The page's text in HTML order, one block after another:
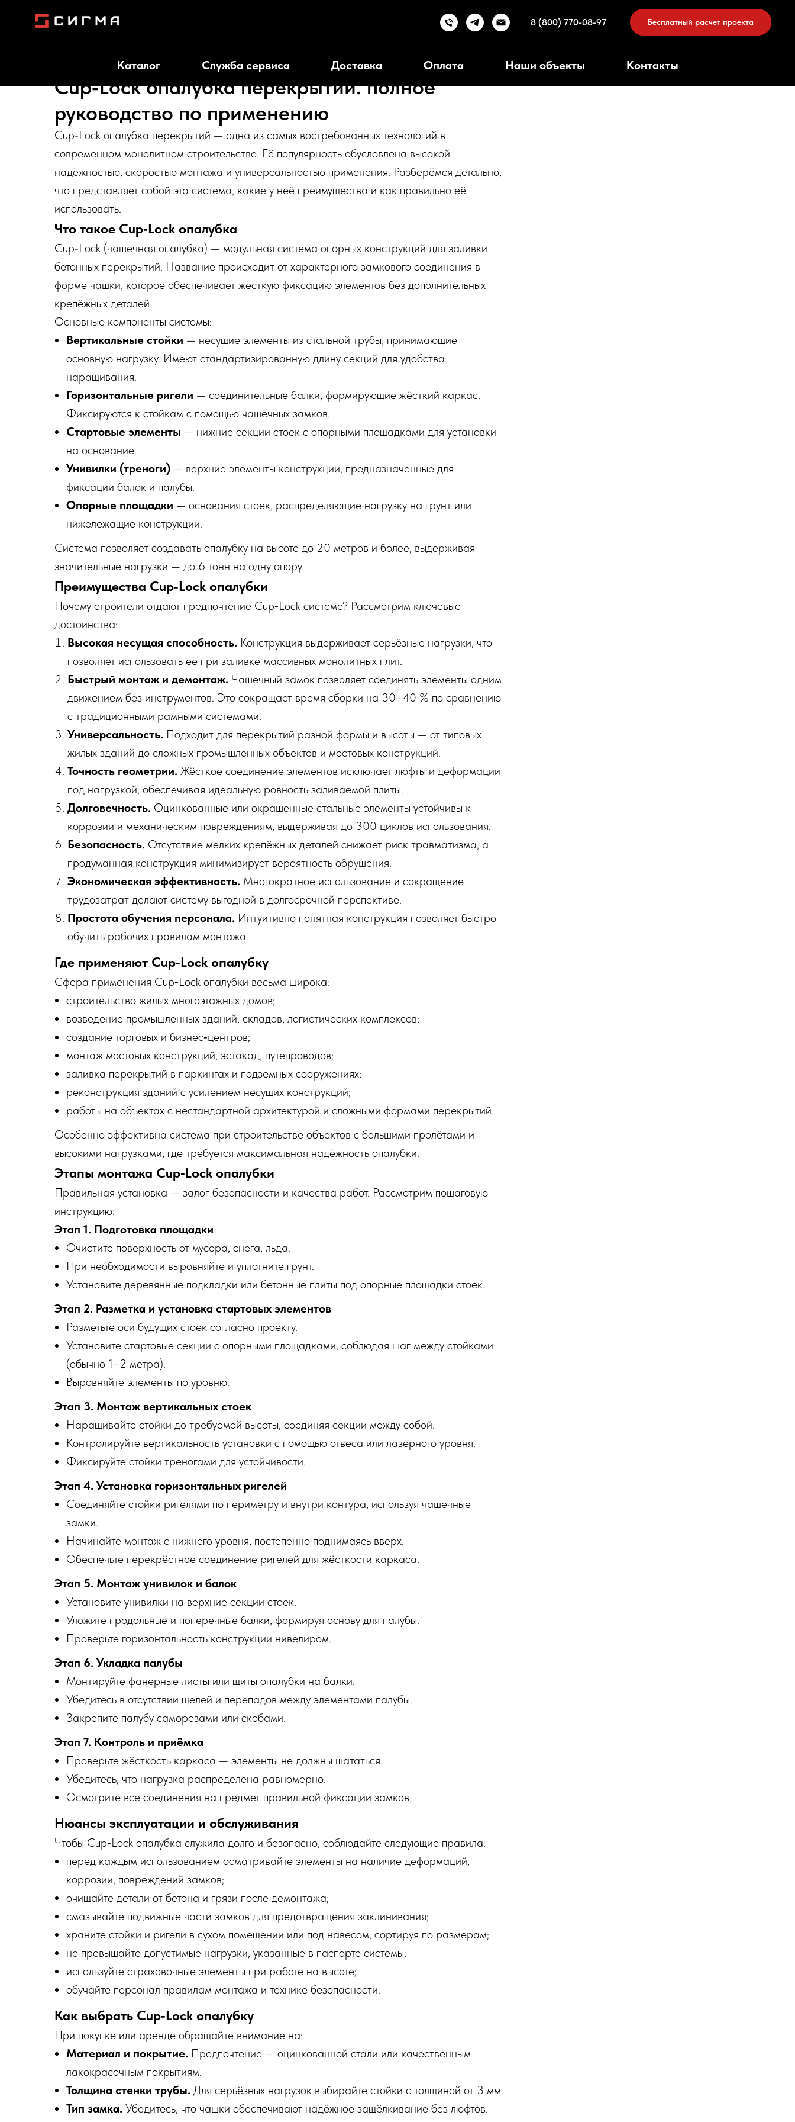
8 (800) 770-08-97 Бесплатный расчет проекта
Каталог Служба сервиса Доставка Оплата Наши объекты Контакты
Cup‑Lock опалубка перекрытий: полное
руководство по применению
Cup‑Lock опалубка перекрытий — одна из самых востребованных технологий в
современном монолитном строительстве. Её популярность обусловлена высокой
надёжностью, скоростью монтажа и универсальностью применения. Разберёмся детально,
что представляет собой эта система, какие у неё преимущества и как правильно её
использовать.
Что такое Cup‑Lock опалубка
Cup‑Lock (чашечная опалубка) — модульная система опорных конструкций для заливки
бетонных перекрытий. Название происходит от характерного замкового соединения в
форме чашки, которое обеспечивает жёсткую фиксацию элементов без дополнительных
крепёжных деталей.
Основные компоненты системы:
Вертикальные стойки — несущие элементы из стальной трубы, принимающие
основную нагрузку. Имеют стандартизированную длину секций для удобства
наращивания.
Горизонтальные ригели — соединительные балки, формирующие жёсткий каркас.
Фиксируются к стойкам с помощью чашечных замков.
Стартовые элементы — нижние секции стоек с опорными площадками для установки
на основание.
Унивилки (треноги) — верхние элементы конструкции, предназначенные для
фиксации балок и палубы.
Опорные площадки — основания стоек, распределяющие нагрузку на грунт или
нижележащие конструкции.
Система позволяет создавать опалубку на высоте до 20 метров и более, выдерживая
значительные нагрузки — до 6 тонн на одну опору.
Преимущества Cup‑Lock опалубки
Почему строители отдают предпочтение Cup‑Lock системе? Рассмотрим ключевые
достоинства:
Высокая несущая способность. Конструкция выдерживает серьёзные нагрузки, что
позволяет использовать её при заливке массивных монолитных плит.
Быстрый монтаж и демонтаж. Чашечный замок позволяет соединять элементы одним
движением без инструментов. Это сокращает время сборки на 30–40 % по сравнению
с традиционными рамными системами.
Универсальность. Подходит для перекрытий разной формы и высоты — от типовых
жилых зданий до сложных промышленных объектов и мостовых конструкций.
Точность геометрии. Жёсткое соединение элементов исключает люфты и деформации
под нагрузкой, обеспечивая идеальную ровность заливаемой плиты.
Долговечность. Оцинкованные или окрашенные стальные элементы устойчивы к
коррозии и механическим повреждениям, выдерживая до 300 циклов использования.
Безопасность. Отсутствие мелких крепёжных деталей снижает риск травматизма, а
продуманная конструкция минимизирует вероятность обрушения.
Экономическая эффективность. Многократное использование и сокращение
трудозатрат делают систему выгодной в долгосрочной перспективе.
Простота обучения персонала. Интуитивно понятная конструкция позволяет быстро
обучить рабочих правилам монтажа.
Где применяют Cup‑Lock опалубку
Сфера применения Cup‑Lock опалубки весьма широка:
строительство жилых многоэтажных домов;
возведение промышленных зданий, складов, логистических комплексов;
создание торговых и бизнес‑центров;
монтаж мостовых конструкций, эстакад, путепроводов;
заливка перекрытий в паркингах и подземных сооружениях;
реконструкция зданий с усилением несущих конструкций;
работы на объектах с нестандартной архитектурой и сложными формами перекрытий.
Особенно эффективна система при строительстве объектов с большими пролётами и
высокими нагрузками, где требуется максимальная надёжность опалубки.
Этапы монтажа Cup‑Lock опалубки
Правильная установка — залог безопасности и качества работ. Рассмотрим пошаговую
инструкцию:
Этап 1. Подготовка площадки
Очистите поверхность от мусора, снега, льда.
При необходимости выровняйте и уплотните грунт.
Установите деревянные подкладки или бетонные плиты под опорные площадки стоек.
Этап 2. Разметка и установка стартовых элементов
Разметьте оси будущих стоек согласно проекту.
Установите стартовые секции с опорными площадками, соблюдая шаг между стойками
(обычно 1–2 метра).
Выровняйте элементы по уровню.
Этап 3. Монтаж вертикальных стоек
Наращивайте стойки до требуемой высоты, соединяя секции между собой.
Контролируйте вертикальность установки с помощью отвеса или лазерного уровня.
Фиксируйте стойки треногами для устойчивости.
Этап 4. Установка горизонтальных ригелей
Соединяйте стойки ригелями по периметру и внутри контура, используя чашечные
замки.
Начинайте монтаж с нижнего уровня, постепенно поднимаясь вверх.
Обеспечьте перекрёстное соединение ригелей для жёсткости каркаса.
Этап 5. Монтаж унивилок и балок
Установите унивилки на верхние секции стоек.
Уложите продольные и поперечные балки, формируя основу для палубы.
Проверьте горизонтальность конструкции нивелиром.
Этап 6. Укладка палубы
Монтируйте фанерные листы или щиты опалубки на балки.
Убедитесь в отсутствии щелей и перепадов между элементами палубы.
Закрепите палубу саморезами или скобами.
Этап 7. Контроль и приёмка
Проверьте жёсткость каркаса — элементы не должны шататься.
Убедитесь, что нагрузка распределена равномерно.
Осмотрите все соединения на предмет правильной фиксации замков.
Нюансы эксплуатации и обслуживания
Чтобы Cup‑Lock опалубка служила долго и безопасно, соблюдайте следующие правила:
перед каждым использованием осматривайте элементы на наличие деформаций,
коррозии, повреждений замков;
очищайте детали от бетона и грязи после демонтажа;
смазывайте подвижные части замков для предотвращения заклинивания;
храните стойки и ригели в сухом помещении или под навесом, сортируя по размерам;
не превышайте допустимые нагрузки, указанные в паспорте системы;
используйте страховочные элементы при работе на высоте;
обучайте персонал правилам монтажа и технике безопасности.
Как выбрать Cup‑Lock опалубку
При покупке или аренде обращайте внимание на:
Материал и покрытие. Предпочтение — оцинкованной стали или качественным
лакокрасочным покрытиям.
Толщина стенки трубы. Для серьёзных нагрузок выбирайте стойки с толщиной от 3 мм.
Тип замка. Убедитесь, что чашки обеспечивают надёжное защёлкивание без люфтов.